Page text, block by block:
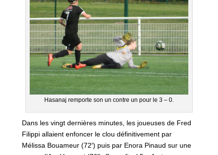
Hasanaj remporte son un contre un pour le 3 – 0.
Dans les vingt dernières minutes, les joueuses de Fred
Filippi allaient enfoncer le clou définitivement par
Mélissa Bouameur (72′) puis par Enora Pinaud sur une